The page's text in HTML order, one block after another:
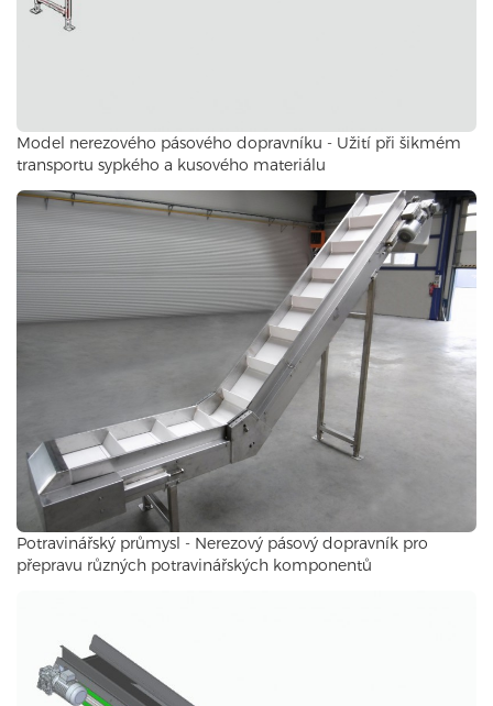
Model nerezového pásového dopravníku - Užití při šikmém
transportu sypkého a kusového materiálu
Potravinářský průmysl - Nerezový pásový dopravník pro
přepravu různých potravinářských komponentů